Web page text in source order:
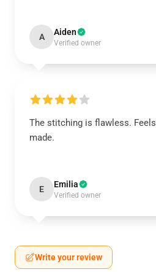
A Aiden
Verified owner
The stitching is flawless.
made.
E Emilia
Verified owner
Write your review